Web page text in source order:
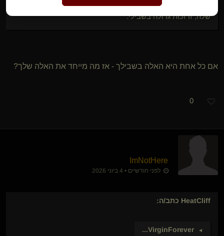
כל אחת היא אלה בשבילי ואני קיים בשביל לקבל את הפסולת
שלה, זו זכות גדולה בשבילי.
אם כל אחת היא האלה בשבילך - אז מה מייחד את האלה שלך?
0
ImNotHere
לפני חודשיים • 4 ביוני 2026
HeatCliff כתב/ה:
►
VirginForever
...